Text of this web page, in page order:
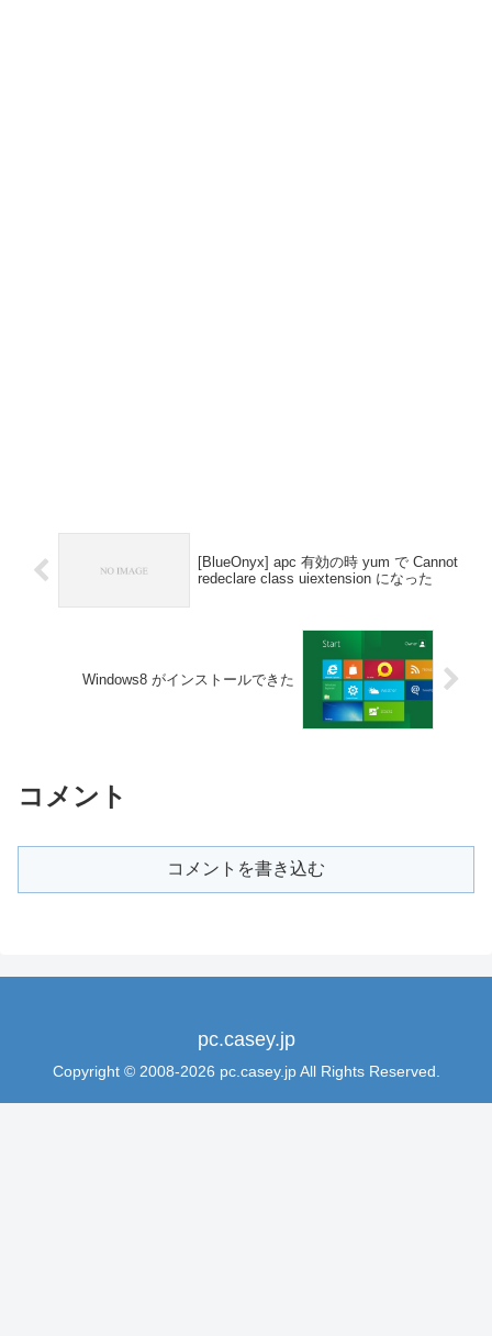
[BlueOnyx] apc 有効の時 yum で Cannot
redeclare class uiextension になった
Windows8 がインストールできた
コメント
コメントを書き込む
pc.casey.jp
Copyright © 2008-2026 pc.casey.jp All Rights Reserved.